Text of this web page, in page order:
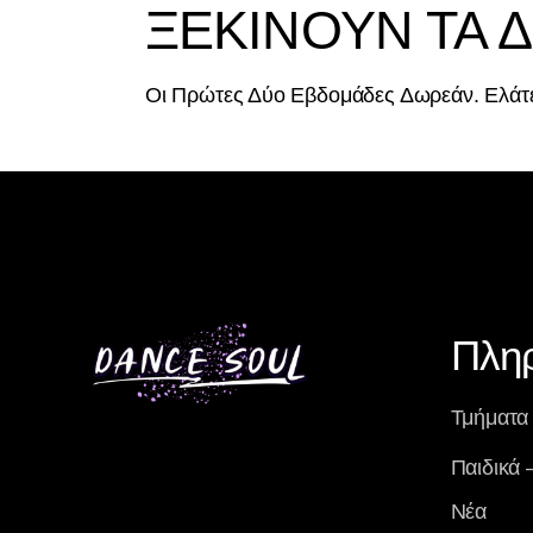
ΞΕΚΙΝΟΥΝ ΤΑ
Οι Πρώτες Δύο Εβδομάδες Δωρεάν.
Τμήματα
Νέα